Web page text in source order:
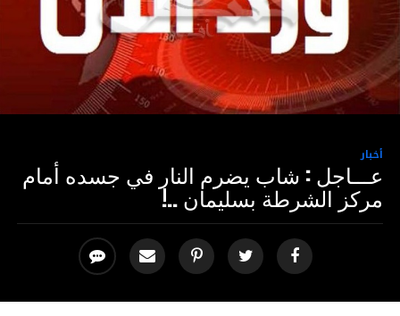
أخبار
عـــاجل : شاب يضرم النار في جسده أمام
مركز الشرطة بسليمان ..!